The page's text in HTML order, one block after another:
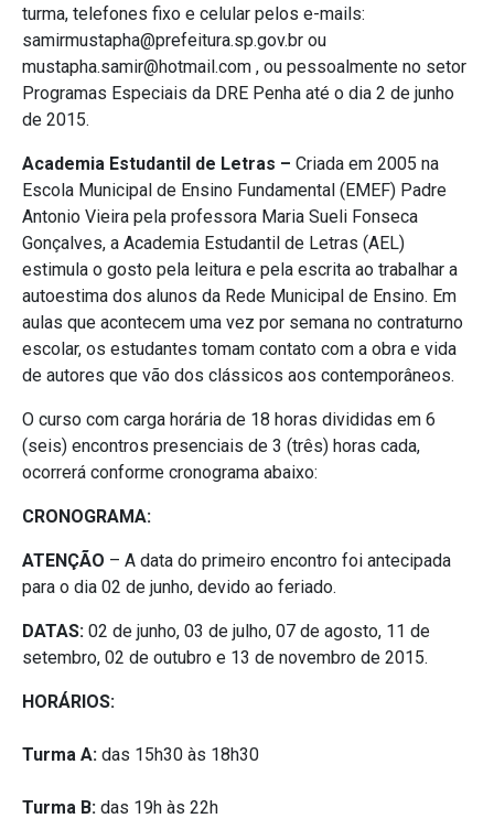
turma, telefones fixo e celular pelos e-mails:
samirmustapha@prefeitura.sp.gov.br ou
mustapha.samir@hotmail.com , ou pessoalmente no setor
Programas Especiais da DRE Penha até o dia 2 de junho
de 2015.
Academia Estudantil de Letras – Criada em 2005 na
Escola Municipal de Ensino Fundamental (EMEF) Padre
Antonio Vieira pela professora Maria Sueli Fonseca
Gonçalves, a Academia Estudantil de Letras (AEL)
estimula o gosto pela leitura e pela escrita ao trabalhar a
autoestima dos alunos da Rede Municipal de Ensino. Em
aulas que acontecem uma vez por semana no contraturno
escolar, os estudantes tomam contato com a obra e vida
de autores que vão dos clássicos aos contemporâneos.
O curso com carga horária de 18 horas divididas em 6
(seis) encontros presenciais de 3 (três) horas cada,
ocorrerá conforme cronograma abaixo:
CRONOGRAMA:
ATENÇÃO – A data do primeiro encontro foi antecipada
para o dia 02 de junho, devido ao feriado.
DATAS: 02 de junho, 03 de julho, 07 de agosto, 11 de
setembro, 02 de outubro e 13 de novembro de 2015.
HORÁRIOS:
Turma A: das 15h30 às 18h30
Turma B: das 19h às 22h